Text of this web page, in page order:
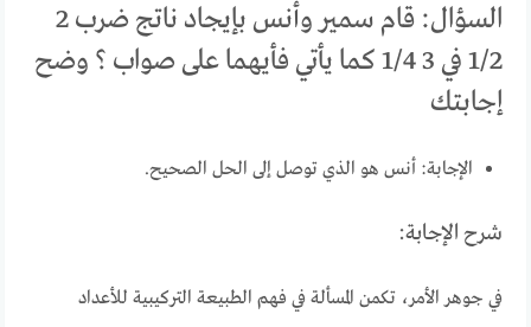
السؤال: قام سمير وأنس بإيجاد ناتج ضرب 2
1/2 في 3 1/4 كما يأتي فأيهما على صواب ؟ وضح
إجابتك
الإجابة: أنس هو الذي توصل إلى الحل الصحيح.
شرح الإجابة:
في جوهر الأمر، تكمن المسألة في فهم الطبيعة التركيبية للأعداد